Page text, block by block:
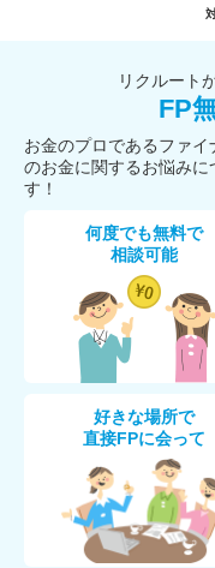
リクルート
FP
お金のプロであるファ
のお金に関するお悩み
す！
何度でも無料で
相談可能
好きな場所で
直接FPに会って